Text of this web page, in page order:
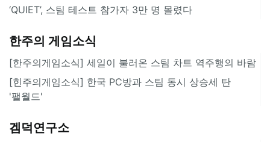
‘QUIET’, 스팀 테스트 참가자 3만 명 몰렸다
한주의 게임소식
[한주의게임소식] 세일이 불러온 스팀 차트 역주행의 바람
[힌주의게임소식] 한국 PC방과 스팀 동시 상승세 탄
'팰월드'
겜덕연구소